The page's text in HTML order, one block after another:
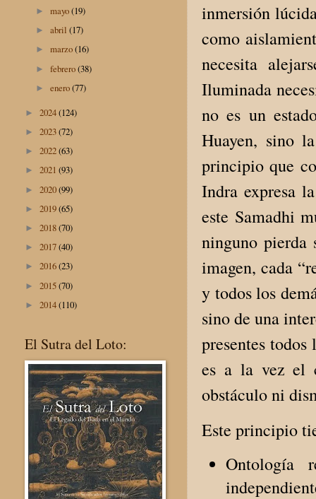
inmersión
como
necesita
Iluminada
no es un
Huayen, sino
principio que
Indra expresa
este Samadhi
ninguno pierda
imagen, cada
y todos los
sino de una
presentes
es a la vez el
obstáculo ni
Este principio
Ontología
►mayo(19)
►abril(17)
►marzo(16)
►febrero(38)
►enero(77)
► 2024(124)
► 2023(72)
► 2022(63)
► 2021 (93)
► 2020(99)
► 2019(65)
► 2018(70)
► 2017(40)
► 2016(23)
► 2015(70)
► 2014(110)
El Sutra del Loto: